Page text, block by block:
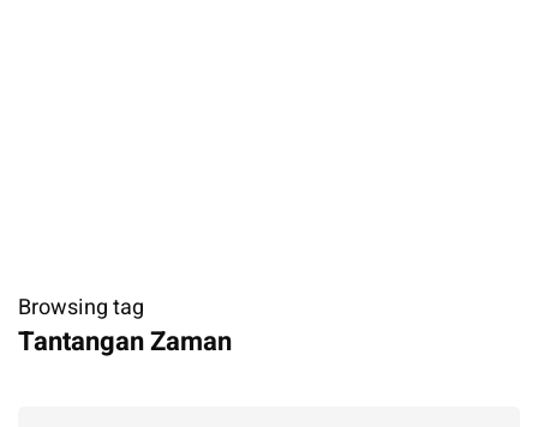
Browsing tag
Tantangan Zaman